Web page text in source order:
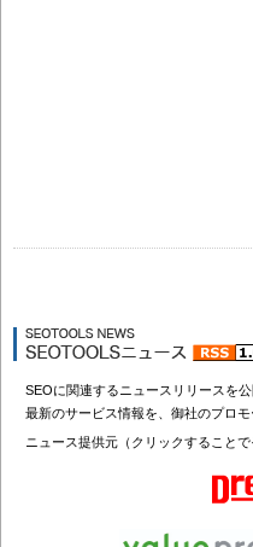
SEOに関連するニュースリリースを公
最新のサービス情報を、御社のプロ
ニュース提供元（クリックすること